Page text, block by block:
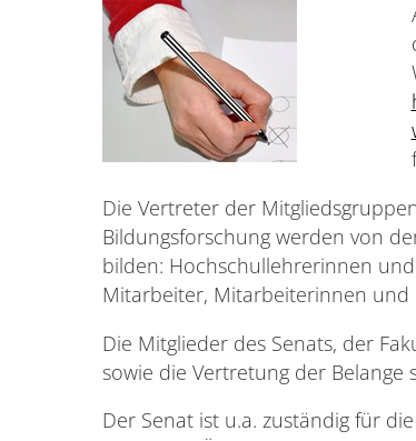
Die Vertreter der
Bildungsforschung werden von
bilden: Hochschullehrerinnen
Mitarbeiter, Mitarbeiterinnen und
Die Mitglieder des Senats, der
sowie die Vertretung der Belange
Der Senat ist u.a. zuständig für